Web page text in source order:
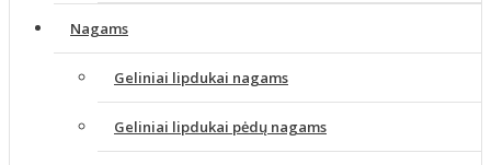
Nagams
Geliniai lipdukai nagams
Geliniai lipdukai pėdų nagams